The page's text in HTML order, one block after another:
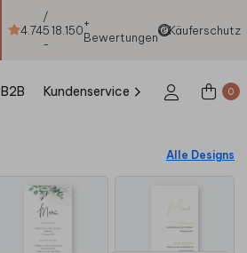
4.74
/
5
-
18.150+
Bewertungen
Käuferschutz
B2B Kundenservice 0
Alle Designs